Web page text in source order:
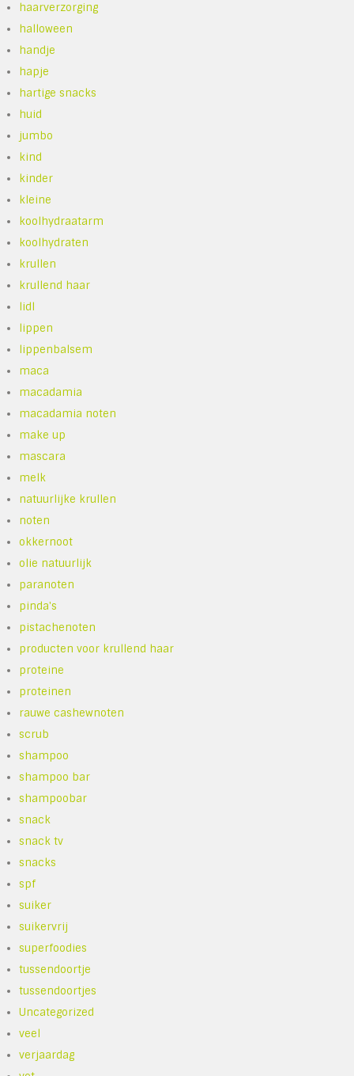
haarverzorging
halloween
handje
hapje
hartige snacks
huid
jumbo
kind
kinder
kleine
koolhydraatarm
koolhydraten
krullen
krullend haar
lidl
lippen
lippenbalsem
maca
macadamia
macadamia noten
make up
mascara
melk
natuurlijke krullen
noten
okkernoot
olie natuurlijk
paranoten
pinda's
pistachenoten
producten voor krullend haar
proteine
proteinen
rauwe cashewnoten
scrub
shampoo
shampoo bar
shampoobar
snack
snack tv
snacks
spf
suiker
suikervrij
superfoodies
tussendoortje
tussendoortjes
Uncategorized
veel
verjaardag